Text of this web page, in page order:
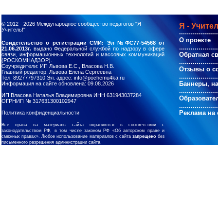
© 2012 - 2026 Международное сообщество педагогов "Я -
Учитель!"
Я -
О проекте
Обратная
Отзывы о
Баннеры,
Реклама на
Свидетельство о регистрации СМИ: Эл №ФС77-54568 от
21.06.2013г. выдано Федеральной службой по надзору в сфере
связи, информационных технологий и массовых коммуникаций
(РОСКОМНАДЗОР).
Соучредители: ИП Львова Е.С., Власова Н.В.
Главный редактор: Львова Елена Сергеевна
Тел. 89277797310 Эл. адрес: info@pochemu4ka.ru
Информация на сайте обновлена: 09.08.2026
ИП Власова Наталья Владимировна ИНН 631943037284
ОГРНИП № 317631300102947
Политика конфиденциальности
Все права на материалы сайта охраняются в соответствии с
законодательством РФ, в том числе законом РФ «Об авторском праве и
смежных правах». Любое использование материалов с сайта запрещенобез
письменного разрешения администрации сайта.